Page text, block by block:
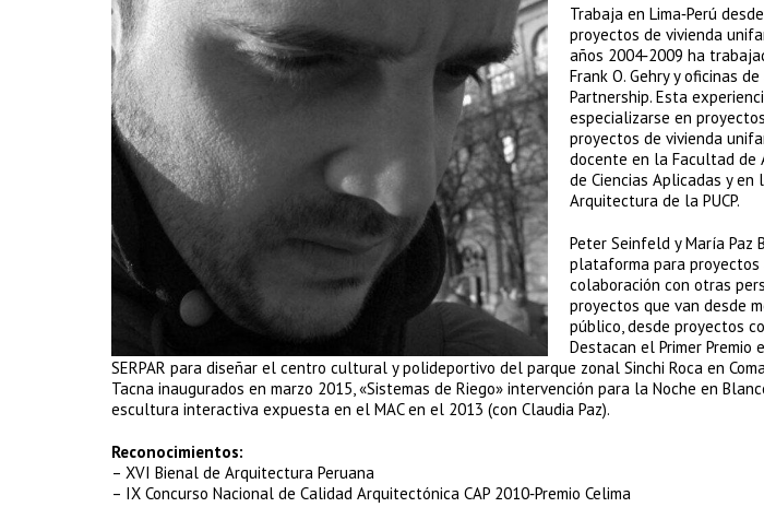
Trabaja en Lima‐Perú
proyectos de vivienda
años 2004‐2009 ha
Frank O. Gehry y oficinas
Partnership. Esta
especializarse en
proyectos de vivienda
docente en la Facultad de
de Ciencias Aplicadas y
Arquitectura de la PUCP.
Peter Seinfeld y María Paz
plataforma para proyectos
colaboración con otras
proyectos que van desde
público, desde proyectos
Destacan el Primer
SERPAR para diseñar el centro cultural y polideportivo del parque zonal Sinchi Roca en
Tacna inaugurados en marzo 2015, «Sistemas de Riego» intervención para la Noche en
escultura interactiva expuesta en el MAC en el 2013 (con Claudia Paz).
Reconocimientos:
– XVI Bienal de Arquitectura Peruana
– IX Concurso Nacional de Calidad Arquitectónica CAP 2010‐Premio Celima